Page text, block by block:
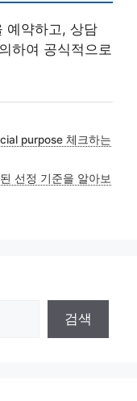
예약하고, 상담
하여 공식적으로
purpose 체크하는
선정 기준을 알아보
검색